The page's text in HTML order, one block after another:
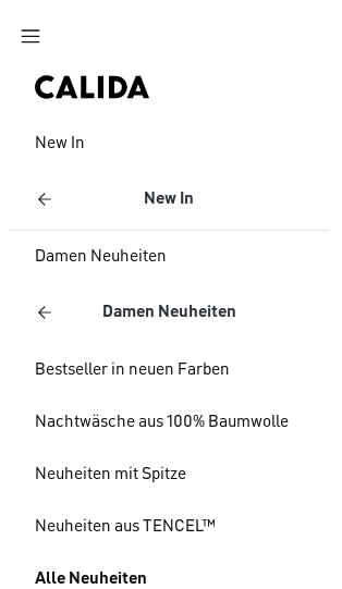
Zum Hauptinhalt springen
New In
New In
Damen Neuheiten
Damen Neuheiten
Bestseller in neuen Farben
Nachtwäsche aus 100% Baumwolle
Neuheiten mit Spitze
Neuheiten aus TENCEL™
Alle Neuheiten